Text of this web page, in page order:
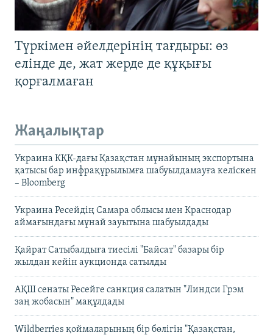
Түркімен әйелдерінің тағдыры: өз
елінде де, жат жерде де құқығы
қорғалмаған
Жаңалықтар
Украина КҚК-дағы Қазақстан мұнайының экспортына
қатысы бар инфрақұрылымға шабуылдамауға келіскен
– Bloomberg
Украина Ресейдің Самара облысы мен Краснодар
аймағындағы мұнай зауытына шабуылдады
Қайрат Сатыбалдыға тиесілі "Байсат" базары бір
жылдан кейін аукционда сатылды
АҚШ сенаты Ресейге санкция салатын "Линдси Грэм
заң жобасын" мақұлдады
Wildberries қоймаларының бір бөлігін "Қазақстан,